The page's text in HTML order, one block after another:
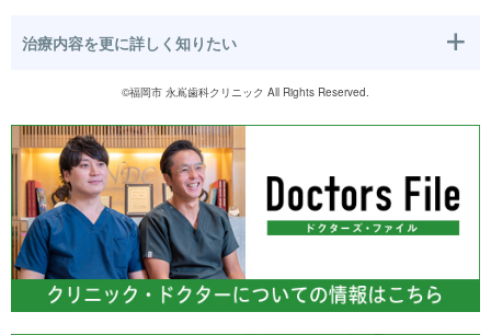
治療内容を更に詳しく知りたい
©福岡市 永嶌歯科クリニック All Rights Reserved.